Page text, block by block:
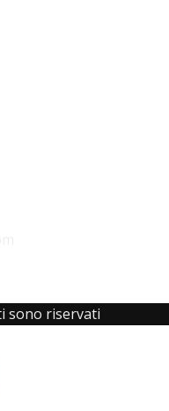
sono riservati